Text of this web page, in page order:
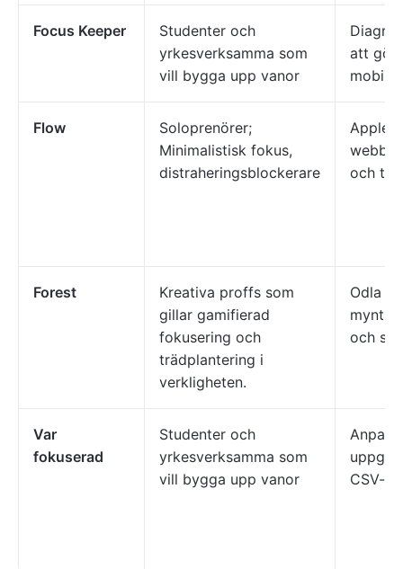
Focus Keeper
Studenter och
yrkesverksamma som
vill bygga upp vanor
att
mobil
Flow
Soloprenörer;
Minimalistisk fokus,
distraheringsblockerare
Apples
och
Forest
Kreativa proffs som
gillar gamifierad
fokusering och
trädplantering i
verkligheten.
Odla
mynt,
och
Var
fokuserad
Studenter och
yrkesverksamma som
vill bygga upp vanor
CSV-